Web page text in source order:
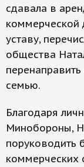
сдавала в
коммерческой
уставу,
общества
семью.
Благодаря
Минобороны,
поруководить
коммерческих